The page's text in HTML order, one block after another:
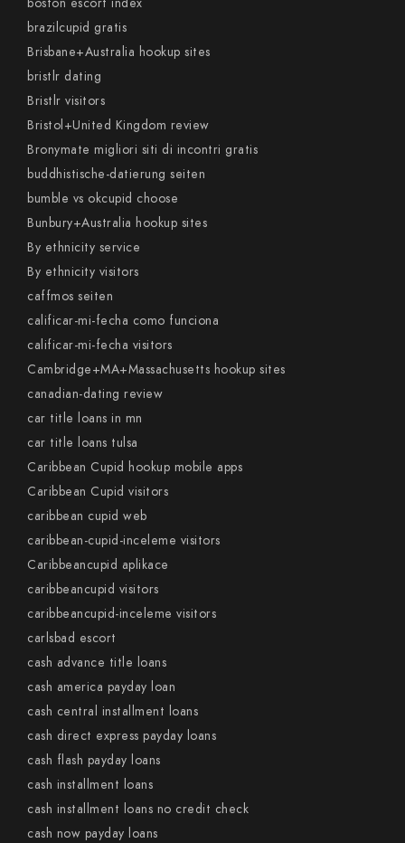
brazilcupid gratis
Brisbane+Australia hookup sites
bristlr dating
Bristlr visitors
Bristol+United Kingdom review
Bronymate migliori siti di incontri gratis
buddhistische-datierung seiten
bumble vs okcupid choose
Bunbury+Australia hookup sites
By ethnicity service
By ethnicity visitors
caffmos seiten
calificar-mi-fecha como funciona
calificar-mi-fecha visitors
Cambridge+MA+Massachusetts hookup sites
canadian-dating review
car title loans in mn
car title loans tulsa
Caribbean Cupid hookup mobile apps
Caribbean Cupid visitors
caribbean cupid web
caribbean-cupid-inceleme visitors
Caribbeancupid aplikace
caribbeancupid visitors
caribbeancupid-inceleme visitors
carlsbad escort
cash advance title loans
cash america payday loan
cash central installment loans
cash direct express payday loans
cash flash payday loans
cash installment loans
cash installment loans no credit check
cash now payday loans